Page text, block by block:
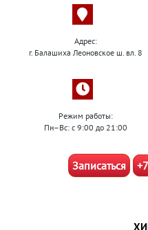
Адрес:
г. Балашиха Леоновское ш. вл. 8
Режим работы:
Пн–Вс: с 9:00 до 21:00
Записаться